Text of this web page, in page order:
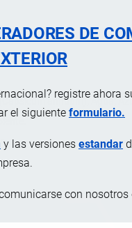
DE
registre ahora
el siguiente formulario.
y las versiones estandar
con nosotros
annuum); Agua;